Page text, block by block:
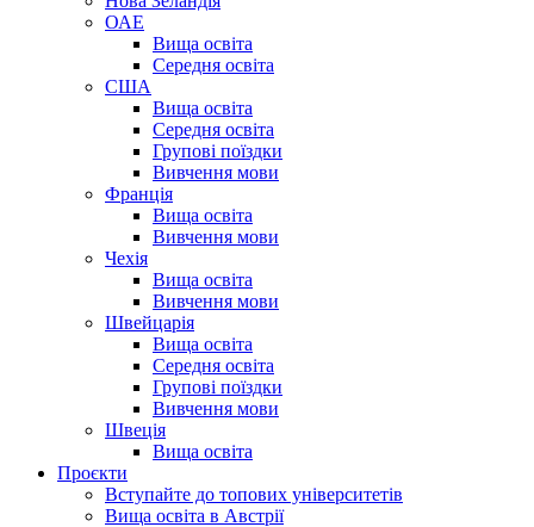
ОАЕ
Вища освіта
Середня освіта
США
Вища освіта
Середня освіта
Групові поїздки
Вивчення мови
Франція
Вища освіта
Вивчення мови
Чехія
Вища освіта
Вивчення мови
Швейцарія
Вища освіта
Середня освіта
Групові поїздки
Вивчення мови
Швеція
Вища освіта
Проєкти
Вступайте до топових університетів
Вища освіта в Австрії